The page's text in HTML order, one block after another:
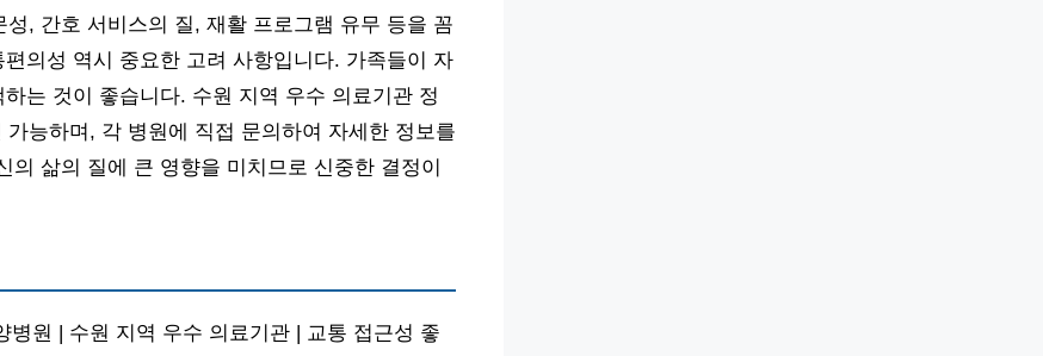
, 간호 서비스의 질, 재활 프로그램 유무 등을 꼼
의성 역시 중요한 고려 사항입니다. 가족들이 자
는 것이 좋습니다. 수원 지역 우수 의료기관 정
능하며, 각 병원에 직접 문의하여 자세한 정보를
삶의 질에 큰 영향을 미치므로 신중한 결정이
원 | 수원 지역 우수 의료기관 | 교통 접근성 좋